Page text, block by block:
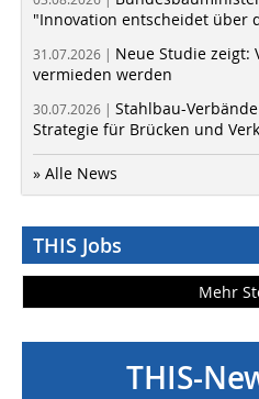
"Innovation entscheidet über
31.07.2026 | Neue Studie zeigt:
vermieden werden
30.07.2026 | Stahlbau-
Strategie für Brücken und
» Alle News
THIS Jobs
Mehr
THIS-